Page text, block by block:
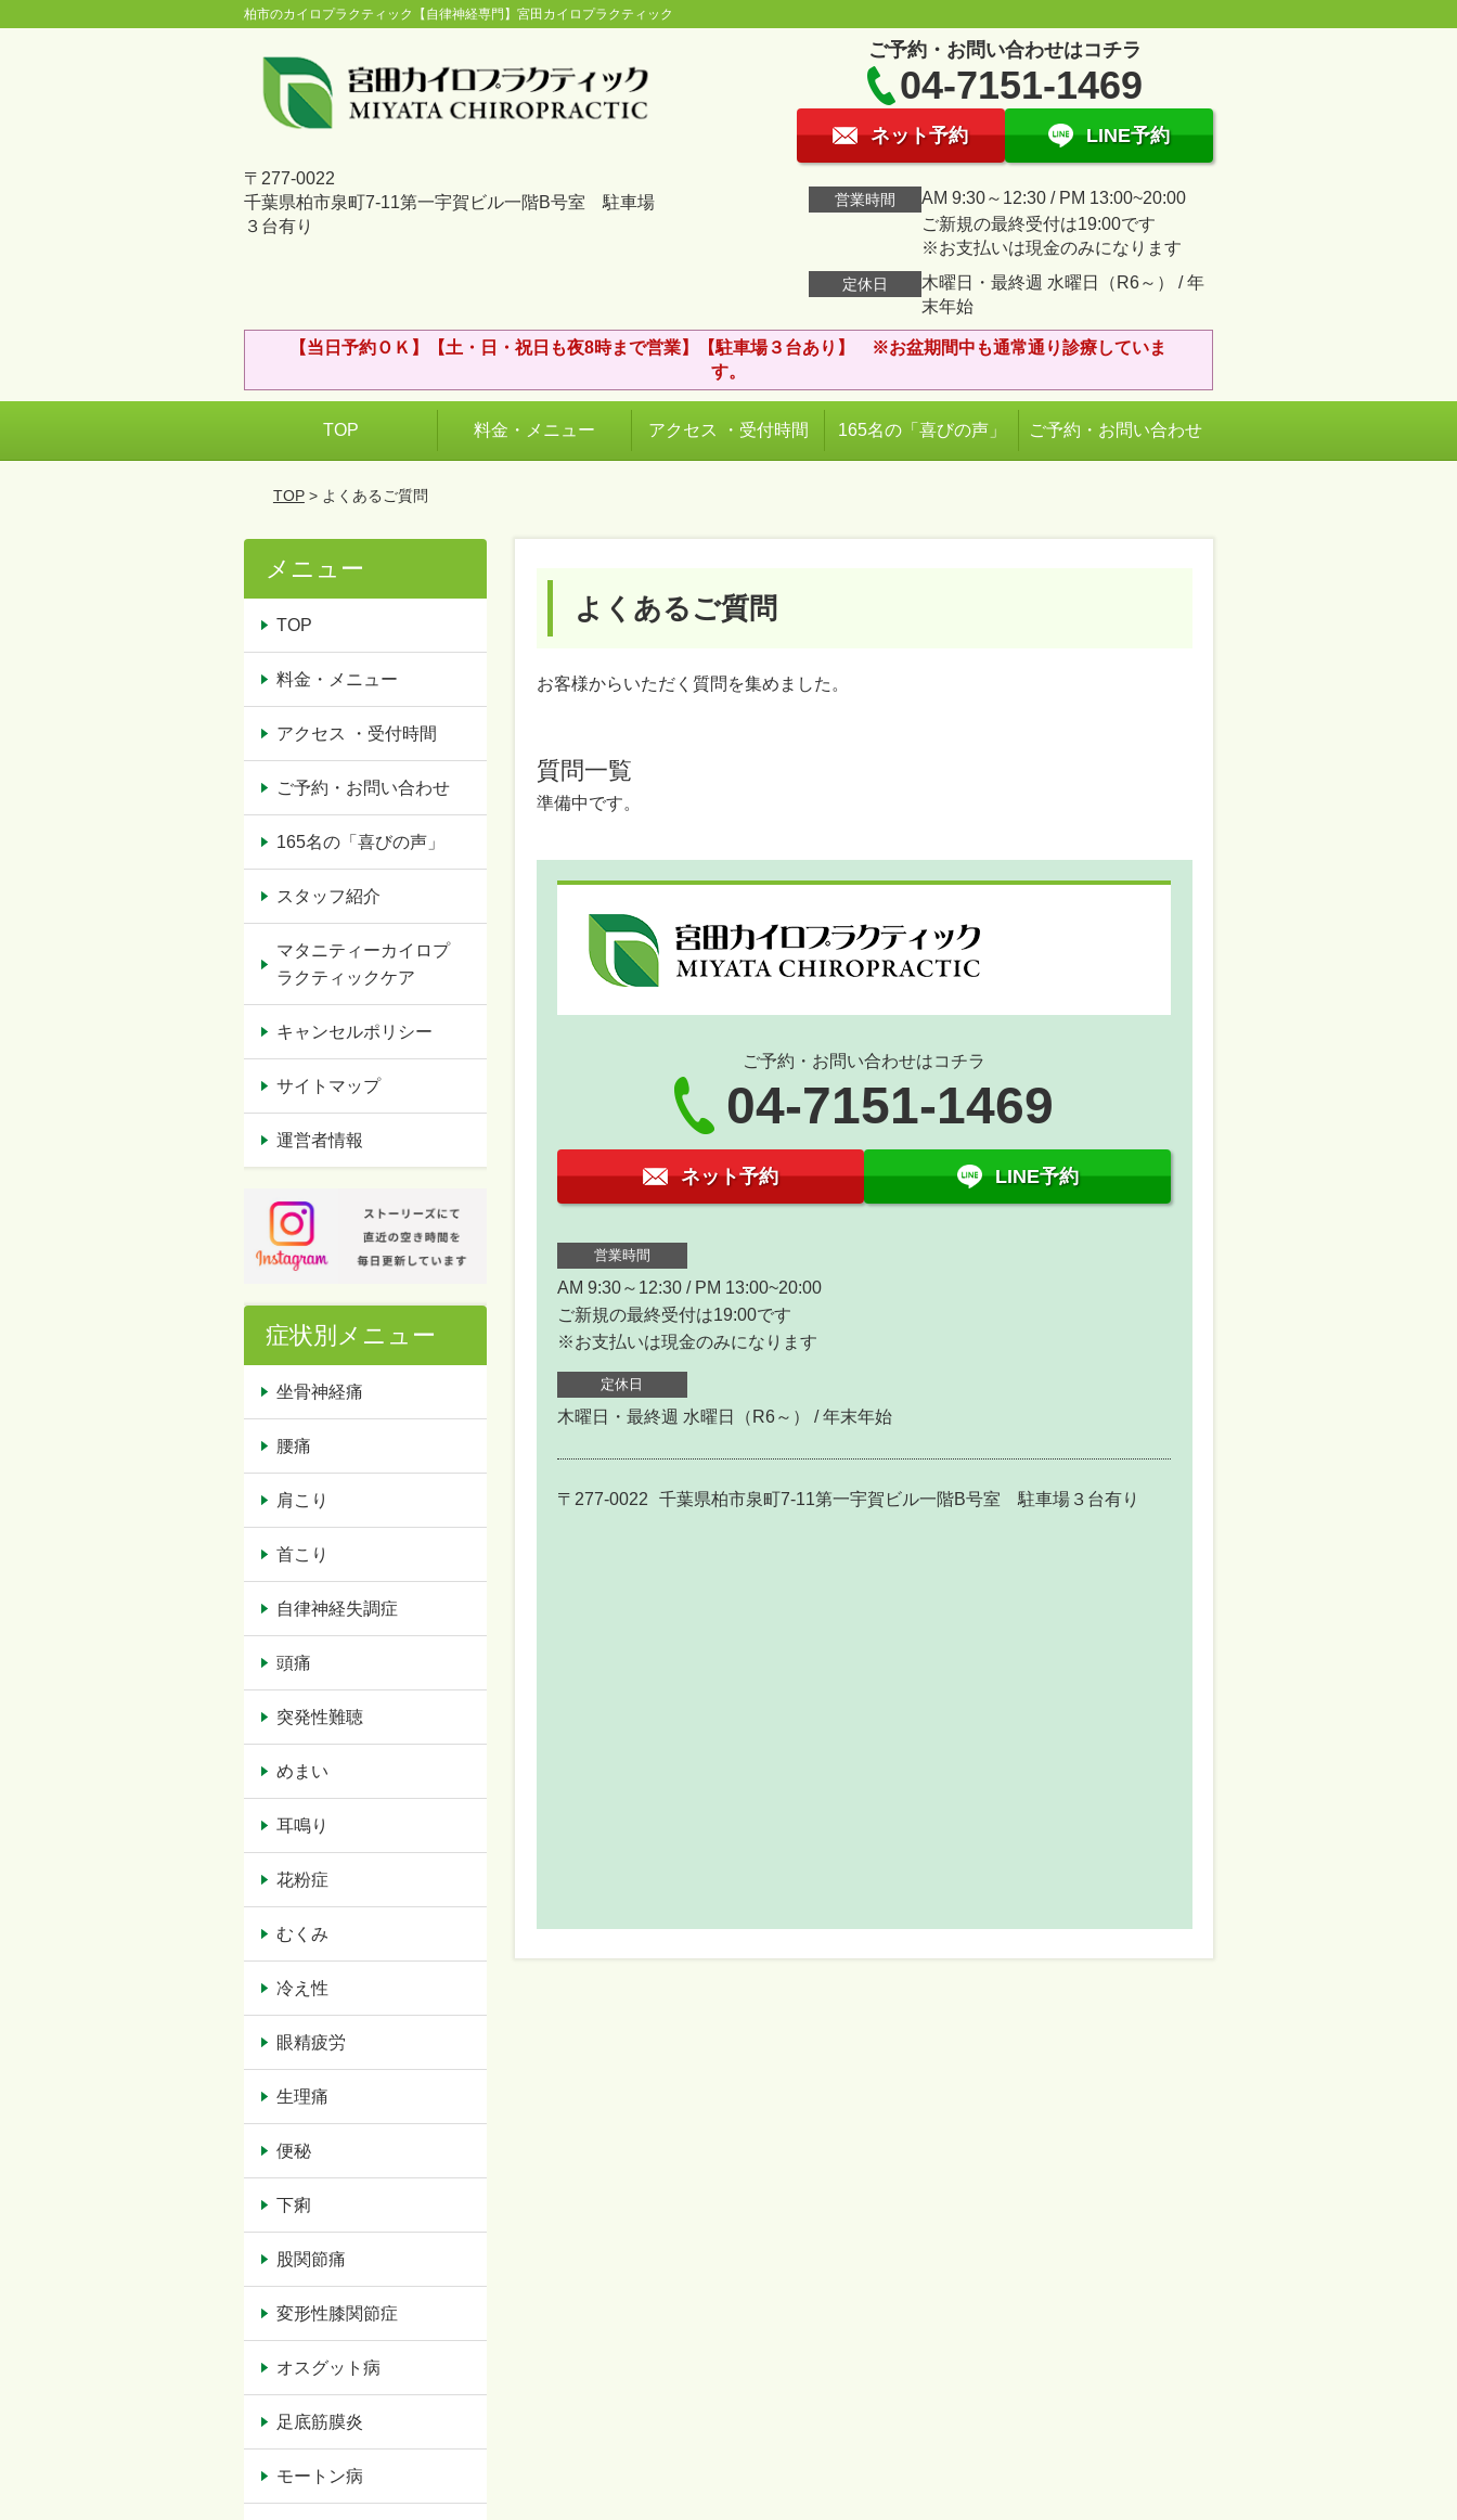
柏市のカイロプラクティック【自律神経専門】宮田カイロプラクティック
〒277-0022
千葉県柏市泉町7-11第一宇賀ビル一階B号室 駐車場
３台有り
ご予約・お問い合わせはコチラ
04-7151-1469
ネット予約 LINE予約
営業時間
AM 9:30～12:30 / PM 13:00~20:00
ご新規の最終受付は19:00です
※お支払いは現金のみになります
定休日
木曜日・最終週 水曜日（R6～） / 年
末年始
【当日予約ＯＫ】【土・日・祝日も夜8時まで営業】【駐車場３台あり】 ※お盆期間中も通常通り診療していま
す。
TOP 料金・メニュー アクセス ・受付時間 165名の「喜びの声」 ご予約・お問い合わせ
TOP> よくあるご質問
よくあるご質問
お客様からいただく質問を集めました。
質問一覧
準備中です。
ご予約・お問い合わせはコチラ
04-7151-1469
ネット予約 LINE予約
営業時間
AM 9:30～12:30 / PM 13:00~20:00
ご新規の最終受付は19:00です
※お支払いは現金のみになります
定休日
木曜日・最終週 水曜日（R6～） / 年末年始
〒277-0022 千葉県柏市泉町7-11第一宇賀ビル一階B号室 駐車場３台有り
メニュー
TOP
料金・メニュー
アクセス ・受付時間
ご予約・お問い合わせ
165名の「喜びの声」
スタッフ紹介
マタニティーカイロプ
ラクティックケア
キャンセルポリシー
サイトマップ
運営者情報
症状別メニュー
坐骨神経痛
腰痛
肩こり
首こり
自律神経失調症
頭痛
突発性難聴
めまい
耳鳴り
花粉症
むくみ
冷え性
眼精疲労
生理痛
便秘
下痢
股関節痛
変形性膝関節症
オスグット病
足底筋膜炎
モートン病